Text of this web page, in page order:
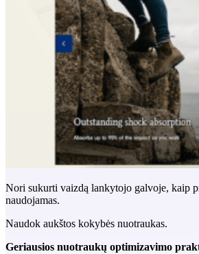
Nori sukurti vaizdą lankytojo galvoje, kaip
naudojamas.
Naudok aukštos kokybės nuotraukas.
Geriausios nuotraukų optimizavimo